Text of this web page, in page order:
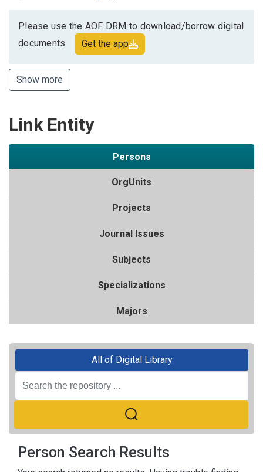
Please use the AOF DRM to download/borrow digital
documents
Get the app
Show more
Link Entity
Persons
OrgUnits
Projects
Journal Issues
Subjects
Specializations
Majors
All of Digital Library
Person Search Results